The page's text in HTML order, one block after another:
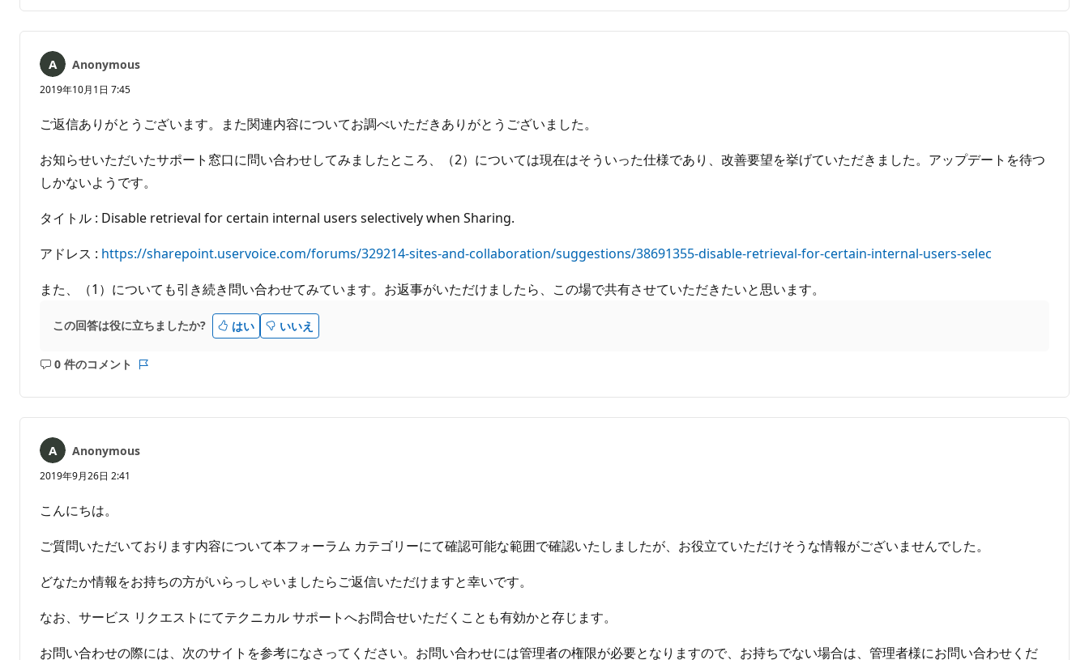
ト
あ
り
せ
ト
Anonymous
2019年10月1日 7:45
ご返信ありがとうございます。また関連内容についてお調べいただきありがとうございました。
お知らせいただいたサポート窓口に問い合わせしてみましたところ、（2）については現在はそういった仕様であり、改善要望を挙げていただきました。アップデートを待つ
しかないようです。
タイトル : Disable retrieval for certain internal users selectively when Sharing.
アドレス : https://sharepoint.uservoice.com/forums/329214-sites-and-collaboration/suggestions/38691355-disable-retrieval-for-certain-internal-users-selec
また、（1）についても引き続き問い合わせてみています。お返事がいただけましたら、この場で共有させていただきたいと思います。
この回答は役に立ちましたか? はい いいえ
0 件のコメント
コ
ト
あ
り
せ
ト
Anonymous
2019年9月26日 2:41
こんにちは。
ご質問いただいております内容について本フォーラム カテゴリーにて確認可能な範囲で確認いたしましたが、お役立ていただけそうな情報がございませんでした。
どなたか情報をお持ちの方がいらっしゃいましたらご返信いただけますと幸いです。
なお、サービス リクエストにてテクニカル サポートへお問合せいただくことも有効かと存じます。
お問い合わせの際には、次のサイトを参考になさってください。お問い合わせには管理者の権限が必要となりますので、お持ちでない場合は、管理者様にお問い合わせくだ